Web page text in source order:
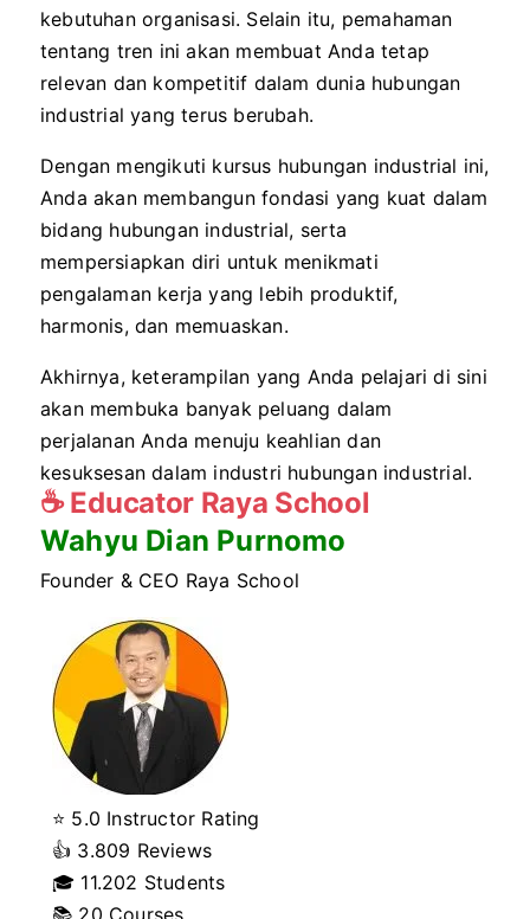
kebutuhan organisasi. Selain itu, pemahaman
tentang tren ini akan membuat Anda tetap
relevan dan kompetitif dalam dunia hubungan
industrial yang terus berubah.
Dengan mengikuti kursus hubungan industrial ini,
Anda akan membangun fondasi yang kuat dalam
bidang hubungan industrial, serta
mempersiapkan diri untuk menikmati
pengalaman kerja yang lebih produktif,
harmonis, dan memuaskan.
Akhirnya, keterampilan yang Anda pelajari di sini
akan membuka banyak peluang dalam
perjalanan Anda menuju keahlian dan
kesuksesan dalam industri hubungan industrial.
☕Educator Raya School
Wahyu Dian Purnomo
Founder & CEO Raya School
⭐ 5.0 Instructor Rating
👍 3.809 Reviews
🎓 11.202 Students
📚 20 Courses